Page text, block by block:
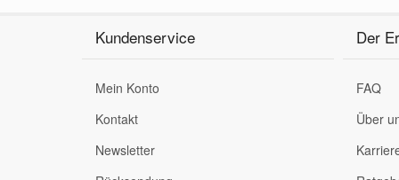
Kundenservice
Mein Konto
Kontakt
Newsletter
Der
FAQ
Über